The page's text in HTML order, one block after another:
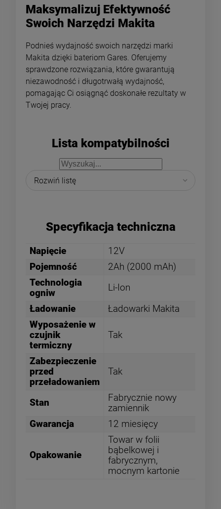
Maksymalizuj Efektywność
Swoich Narzędzi Makita
Podnieś wydajność swoich narzędzi marki
Makita dzięki bateriom Gares. Oferujemy
sprawdzone rozwiązania, które gwarantują
niezawodność i długotrwałą wydajność,
pomagając Ci osiągnąć doskonałe rezultaty w
Twojej pracy.
Lista kompatybilności
Specyfikacja techniczna
Napięcie
12V
Pojemność
2Ah (2000 mAh)
Technologia
ogniw
Li-Ion
Ładowanie
Ładowarki Makita
Wyposażenie w
czujnik
termiczny
Tak
Zabezpieczenie
przed
przeładowaniem
Tak
Stan
Fabrycznie nowy
zamiennik
Gwarancja
12 miesięcy
Opakowanie
Towar w folii
bąbelkowej i
fabrycznym,
mocnym kartonie